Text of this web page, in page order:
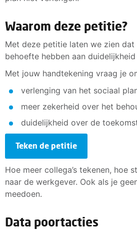
Waarom deze petitie?
Met deze petitie laten we zien dat
behoefte hebben aan
Met jouw handtekening vraag je
verlenging van het sociaal
meer zekerheid over het
duidelijkheid over de
Teken de petitie
Hoe meer collega’s tekenen, hoe
naar de werkgever. Ook als je
meedoen.
Data poortacties